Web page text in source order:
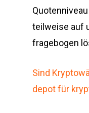
teilweise auf
fragebogen
Sind
depot für